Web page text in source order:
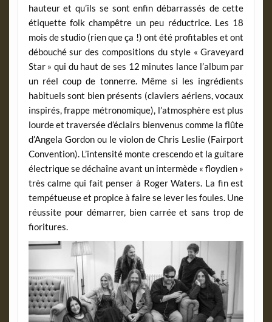
hauteur et qu’ils se sont enfin débarrassés de cette
étiquette folk champêtre un peu réductrice. Les 18
mois de studio (rien que ça !) ont été profitables et ont
débouché sur des compositions du style « Graveyard
Star » qui du haut de ses 12 minutes lance l’album par
un réel coup de tonnerre. Même si les ingrédients
habituels sont bien présents (claviers aériens, vocaux
inspirés, frappe métronomique), l’atmosphère est plus
lourde et traversée d’éclairs bienvenus comme la flûte
d’Angela Gordon ou le violon de Chris Leslie (Fairport
Convention). L’intensité monte crescendo et la guitare
électrique se déchaîne avant un intermède « floydien »
très calme qui fait penser à Roger Waters. La fin est
tempétueuse et propice à faire se lever les foules. Une
réussite pour démarrer, bien carrée et sans trop de
fioritures.